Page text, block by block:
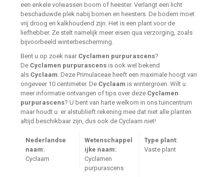
een enkele volwassen boom of heester. Verlangt een licht
beschaduwde plek nabij bomen en heesters. De bodem moet
vrij droog en kalkhoudend zijn. Het is een plant voor de
liefhebber. Ze stelt namelijk meer eisen qua verzorging, zoals
bijvoorbeeld winterbescherming.
Bent u op zoek naar Cyclamen purpurascens?
De Cyclamen purpurascens is ook wel bekend
als Cyclaam. Deze Primulaceae heeft een maximale hoogt van
ongeveer 10 centimeter. De Cyclaam is wintergroen. Wilt u
meer informatie ontvangen of tips over deze Cyclamen
purpurascens? U bent van harte welkom in ons tuincentrum
maar houdt u er alstublieft rekening mee dat niet alle planten
altijd beschikbaar zijn, dus ook de Cyclaam niet!
Nederlandse
naam:
Cyclaam
Wetenschappel
ijke naam:
Cyclamen
purpurascens
Type plant:
Vaste plant